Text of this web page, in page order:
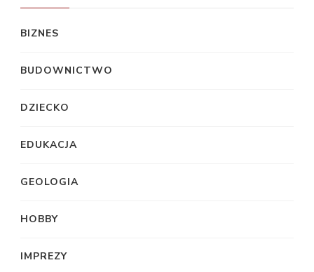
BIZNES
BUDOWNICTWO
DZIECKO
EDUKACJA
GEOLOGIA
HOBBY
IMPREZY